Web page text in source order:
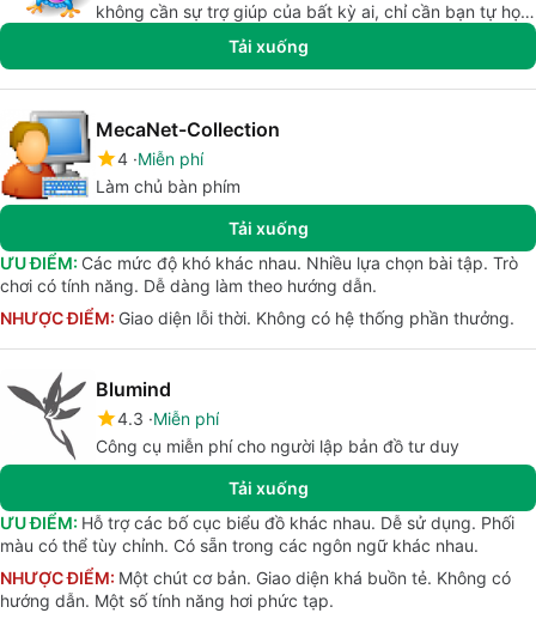
không cần sự trợ giúp của bất kỳ ai, chỉ cần bạn tự học,
hãy học ngay bây giờ!
Tải xuống
MecaNet-Collection
4 Miễn phí
Làm chủ bàn phím
Tải xuống
ƯU ĐIỂM: Các mức độ khó khác nhau. Nhiều lựa chọn bài tập. Trò
chơi có tính năng. Dễ dàng làm theo hướng dẫn.
NHƯỢC ĐIỂM: Giao diện lỗi thời. Không có hệ thống phần thưởng.
Blumind
4.3 Miễn phí
Công cụ miễn phí cho người lập bản đồ tư duy
Tải xuống
ƯU ĐIỂM: Hỗ trợ các bố cục biểu đồ khác nhau. Dễ sử dụng. Phối
màu có thể tùy chỉnh. Có sẵn trong các ngôn ngữ khác nhau.
NHƯỢC ĐIỂM: Một chút cơ bản. Giao diện khá buồn tẻ. Không có
hướng dẫn. Một số tính năng hơi phức tạp.